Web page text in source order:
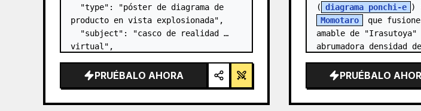
  "type": "póster de diagrama de
producto en vista explosionada",
  "subject": "casco de realidad
virtual",
de alta tecnología, iluminación de
estudio, detalles brillantes",
PRUÉBALO AHORA
( diagrama ponchi-e
Momotaro
que
amable de
abrumadora densidad
PRUÉBALO